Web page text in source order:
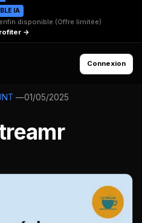
IA
disponible (Offre limitée)
→
Connexion
—01/05/2025